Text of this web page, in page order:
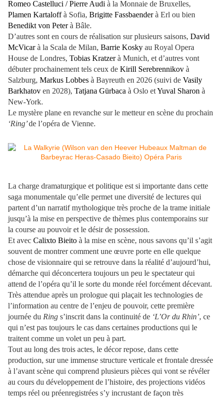
Romeo Castelluci / Pierre Audi à la Monnaie de Bruxelles,
Plamen Kartaloffà Sofia, Brigitte Fassbaenderà Erl ou bien
Benedikt von Peterà Bâle.
D’autres sont en cours de réalisation sur plusieurs saisons, David
McVicarà la Scala de Milan, Barrie Kosky au Royal Opera
House de Londres, Tobias Kratzerà Munich, et d’autres vont
débuter prochainement tels ceux de Kirill Serebrennikov à
Salzburg, Markus Lobbes à Bayreuth en 2026 (suivi de Vasily
Barkhatov en 2028), Tatjana Gürbaca à Oslo etYuval Sharon à
New-York.
Le mystère plane en revanche sur le metteur en scène du prochain
‘Ring’de l’opéra de Vienne.
La charge dramaturgique et politique est si importante dans cette
saga monumentale qu’elle permet une diversité de lectures qui
partent d’un narratif mythologique très proche de la trame initiale
jusqu’à la mise en perspective de thèmes plus contemporains sur
la course au pouvoir et le désir de possession.
Et avec Calixto Bieito à la mise en scène, nous savons qu’il s’agit
souvent de montrer comment une œuvre porte en elle quelque
chose de visionnaire qui se retrouve dans la réalité d’aujourd’hui,
démarche qui déconcertera toujours un peu le spectateur qui
attend de l’opéra qu’il le sorte du monde réel forcément décevant.
Très attendue après un prologue qui plaçait les technologies de
l’information au centre de l’enjeu de pouvoir, cette première
journée du Ring s’inscrit dans la continuité de ‘L’Or du Rhin’, ce
qui n’est pas toujours le cas dans certaines productions qui le
traitent comme un volet un peu à part.
Tout au long des trois actes, le décor repose, dans cette
production, sur une immense structure verticale et frontale dressée
à l’avant scène qui comprend plusieurs pièces qui vont se révéler
au cours du développement de l’histoire, des projections vidéos
temps réel ou préenregistrées s’y incrustant de façon très